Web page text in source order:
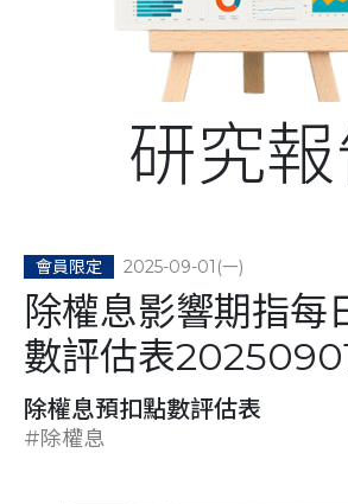
研究
會員限定 2025-09-01(一)
除權息影響期指每
數評估表
除權息預扣點數評估表
#除權息